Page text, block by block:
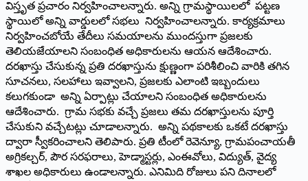
విస్తృత ప్రచారం నిర్వహించాలన్నారు. అన్ని గ్రామస్థాయిలలో పట్టణ
స్థాయిలో అన్ని వార్డులలో సభలు నిర్వహించాలన్నారు. కార్యక్రమాలు
నిర్వహించబోయే తేదీలు సమయాలను ముందస్తుగా ప్రజలకు
తెలియజేయాలని సంబంధిత అధికారులను ఆయన ఆదేశించారు.
దరఖాస్తు చేసుకున్న ప్రతి దరఖాస్తును క్షుణ్ణంగా పరిశీలించి వారికి తగిన
సూచనలు, సలహాలు ఇవ్వాలని, ప్రజలకు ఎలాంటి ఇబ్బందులు
కలుగకుండా అన్ని ఏర్పాట్లు చేయాలని సంబంధిత అధికారులను
ఆదేశించారు. గ్రామ సభకు వచ్చే ప్రజలు తమ దరఖాస్తులను పూర్తి
చేసుకుని వచ్చేటట్లు చూడాలన్నారు. అన్ని పథకాలకు ఒకటే దరఖాస్తు
ద్వారా స్వీకరించాలని తెలిపారు. ప్రతి టీంలో రెవెన్యూ, గ్రామపంచాయతీ
అగ్రికల్చర్, పౌర సరఫరాలు, హెడ్మాస్టర్లు, ఎంఈవోలు, విద్యుత్, వైద్య
శాఖల అధికారులు ఉండాలన్నారు. ఎనిమిది రోజులు పని దినాలలో